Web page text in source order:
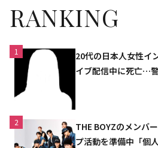
RANKING
1
20代の日本人女性イ
イブ配信中に死亡…
2
THE BOYZのメンバ
プ活動を準備中「個